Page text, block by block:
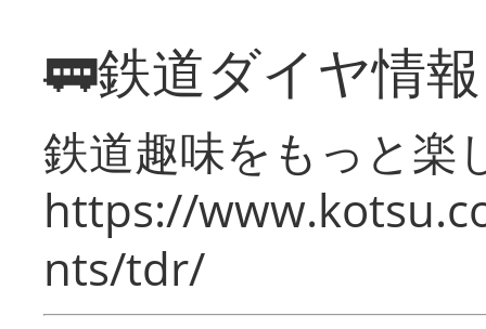
🚃鉄道ダイヤ情
鉄道趣味をもっと楽
https://
nts/tdr/